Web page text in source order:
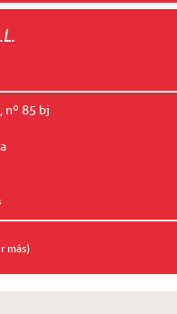
nº 85 bj
más)